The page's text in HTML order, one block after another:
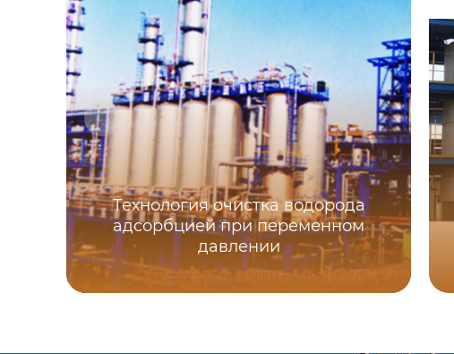
Технология очистка водорода
адсорбцией при переменном
давлении